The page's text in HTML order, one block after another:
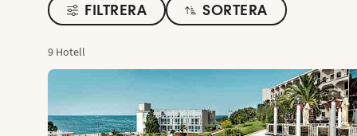
FILTRERA SORTERA
9 Hotell